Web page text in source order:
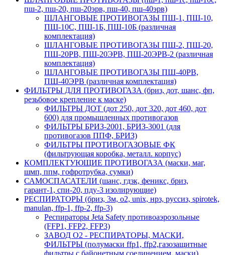
пш-2, пш-20, пш-20эрв, пш-40, пш-40эрв)
ШЛАНГОВЫЕ ПРОТИВОГАЗЫ ПШ-1, ПШ-10,
ПШ-10С, ПШ-1Б, ПШ-10Б (различная
комплектация)
ШЛАНГОВЫЕ ПРОТИВОГАЗЫ ПШ-2, ПШ-20,
ПШ-20РВ, ПШ-20ЭРВ, ПШ-20ЭРВ-2 (различная
комплектация)
ШЛАНГОВЫЕ ПРОТИВОГАЗЫ ПШ-40РВ,
ПШ-40ЭРВ (различная комплектация)
ФИЛЬТРЫ ДЛЯ ПРОТИВОГАЗА (бриз, дот, шанс, фп,
резьбовое крепление к маске)
ФИЛЬТРЫ ДОТ (дот 250, дот 320, дот 460, дот
600) для промышленных противогазов
ФИЛЬТРЫ БРИЗ-2001, БРИЗ-3001 (для
противогазов ППФ, БРИЗ)
ФИЛЬТРЫ ПРОТИВОГАЗОВЫЕ ФК
(фильтрующая коробка, металл. корпус)
КОМПЛЕКТУЮЩИЕ ПРОТИВОГАЗА (маски, маг,
шмп, ппм, гофротрубка, сумки)
САМОСПАСАТЕЛИ (шанс, гдзк, феникс, бриз,
гарант-1, спи-20, пду-3 изолирующие)
РЕСПИРАТОРЫ (бриз, 3м, o2, unix, нрз, руссиз, spirotek,
manulan, ffp-1, ffp-2, ffp-3)
Респираторы Jeta Safety противоаэрозольные
(FFP1, FFP2, FFP3)
ЗАВОД О2 - РЕСПИРАТОРЫ, МАСКИ,
ФИЛЬТРЫ (полумаски ffp1, ffp2,газозащитные
фильтры с байонетным соединением, маски)